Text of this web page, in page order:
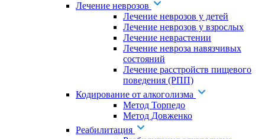
Лечение неврозов
Лечение неврозов у детей
Лечение неврозов у взрослых
Лечение неврастении
Лечение невроза навязчивых
состояний
Лечение расстройств пищевого
поведения (РПП)
Кодирование от алкоголизма
Метод Торпедо
Метод Довженко
Реабилитация